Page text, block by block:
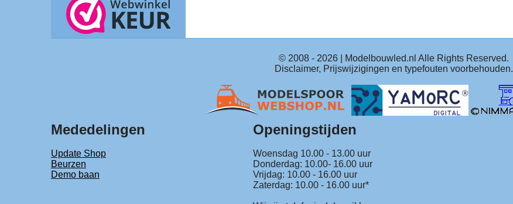
© 2008 - 2026| Modelbouwled.nl Alle Rights Reserved.
Disclaimer, Prijswijzigingen en typefouten voorbehouden.
Mededelingen Openingstijden
Update Shop Woensdag 10.00 - 13.00 uur
Beurzen
Donderdag: 10.00- 16.00 uur
Demo baan
Vrijdag: 10.00 - 16.00 uur
Zaterdag: 10.00 - 16.00 uur*